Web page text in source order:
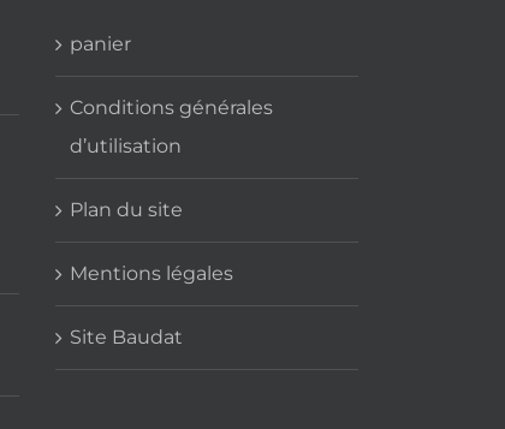
panier
Conditions générales
d’utilisation
Plan du site
Mentions légales
Site Baudat